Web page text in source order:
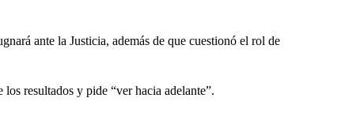
ante la Justicia, además de que cuestionó el rol de
resultados y pide “ver hacia adelante”.